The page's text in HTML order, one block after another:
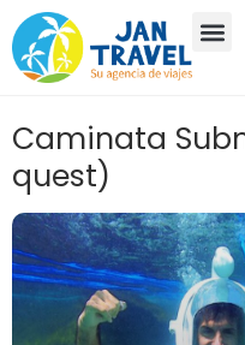
Caminata
quest)